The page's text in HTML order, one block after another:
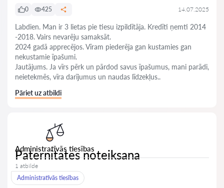
0 425 14.07.2025
Labdien. Man ir 3 lietas pie tiesu izpildītāja. Kredīti ņemti 2014
-2018. Vairs nevarēju samaksāt.
2024 gadā apprecējos. Vīram piederēja gan kustamies gan
nekustamie īpašumi.
Jautājums. Ja vīrs pērk un pārdod savus īpašumus, mani parādi,
neietekmēs, vīra darījumus un naudas līdzekļus..
Pāriet uz atbildi
Administratīvās tiesības
Paternitates noteiksana
1 atbilde
Administratīvās tiesības